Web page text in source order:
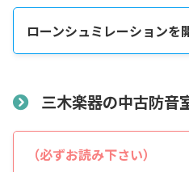
ローンシュミレーションを
税込価格合計*
三木楽器の中古防音
（必ずお読み下さい）